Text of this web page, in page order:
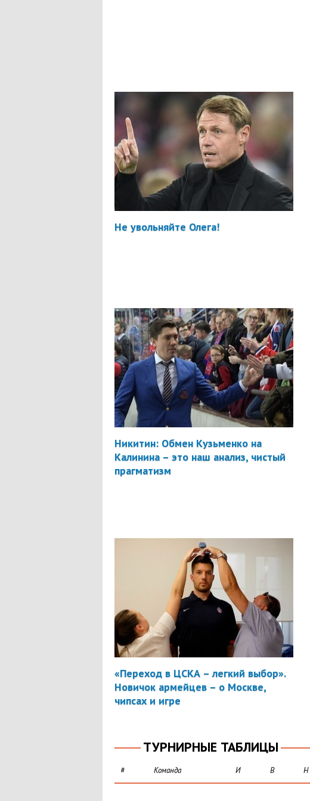
Не увольняйте Олега!
Никитин: Обмен Кузьменко на
Калинина – это наш анализ, чистый
прагматизм
«Переход в ЦСКА – легкий выбор».
Новичок армейцев – о Москве,
чипсах и игре
ТУРНИРНЫЕ ТАБЛИЦЫ
# Команда И В Н